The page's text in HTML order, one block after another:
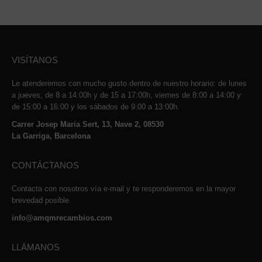
VISÍTANOS
Le atenderemos con mucho gusto dentro de nuestro horario: de lunes
a jueves, de 8 a 14:00h y de 15 a 17:00h, viernes de 8:00 a 14:00 y
de 15:00 a 16:00 y los sábados de 9:00 a 13:00h.
Carrer Josep Maria Sert, 13, Nave 2, 08530
La Garriga, Barcelona
CONTÁCTANOS
Contacta con nosotros vía e-mail y te responderemos en la mayor
brevedad posible.
info@amqmrecambios.com
LLÁMANOS